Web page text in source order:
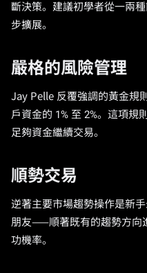
斷決策。建議初學者從一兩
步擴展。
嚴格的風險管理
Jay Pelle 反覆強調的黃金規
戶資金的 1% 至 2%。這項規
足夠資金繼續交易。
順勢交易
逆著主要市場趨勢操作是新
朋友——順著既有的趨勢方向
功機率。